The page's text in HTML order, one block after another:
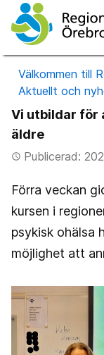
Välkommen till
Aktuellt och
Vi utbildar för
äldre
access_timePublicerad:
Förra veckan
kursen i
psykisk ohälsa
möjlighet att